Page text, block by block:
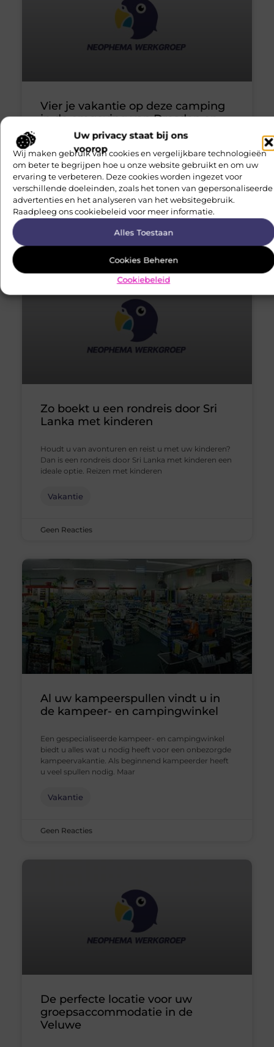
Uw privacy staat bij ons
voorop
Wij maken gebruik van cookies en vergelijkbare technologieën
om beter te begrijpen hoe u onze website gebruikt en om uw
ervaring te verbeteren. Deze cookies worden ingezet voor
verschillende doeleinden, zoals het tonen van gepersonaliseerde
advertenties en het analyseren van het websitegebruik.
Raadpleeg ons cookiebeleid voor meer informatie.
Alles Toestaan
Cookies Beheren
Cookiebeleid
Vier je vakantie op deze camping
in de omgeving van Dresden en
geniet
Camping de Regenboog in Tsjechië bevindt zich op
een uur rijden van de omgeving van Dresden. Vanuit
de camping bezoek je snel de mooiste natuurparken
Zo boekt u een rondreis door Sri
Lanka met kinderen
Houdt u van avonturen en reist u met uw kinderen?
Dan is een rondreis door Sri Lanka met kinderen een
ideale optie. Reizen met kinderen
Vakantie
Geen Reacties
Al uw kampeerspullen vindt u in
de kampeer- en campingwinkel
Een gespecialiseerde kampeer- en campingwinkel
biedt u alles wat u nodig heeft voor een onbezorgde
kampeervakantie. Als beginnend kampeerder heeft
u veel spullen nodig. Maar
Vakantie
Geen Reacties
De perfecte locatie voor uw
groepsaccommodatie in de
Veluwe